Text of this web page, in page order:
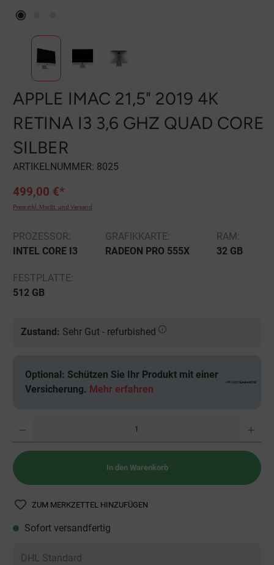
APPLE IMAC 21,5" 2019 4K
RETINA I3 3,6 GHZ QUAD CORE
SILBER
ARTIKELNUMMER: 8025
499,00 €*
Preis inkl. MwSt. und Versand
PROZESSOR:
INTEL CORE I3
RAM:
32 GB
FESTPLATTE:
512 GB
GRAFIKKARTE:
RADEON PRO 555X
Zustand: Sehr Gut - refurbished
Optional: Schützen Sie Ihr Produkt mit einer
Versicherung. Mehr erfahren
In den Warenkorb
ZUM MERKZETTEL HINZUFÜGEN
Sofort versandfertig
DHL Standard